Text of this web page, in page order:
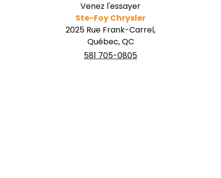
Venez l'essayer
Ste-Foy Chrysler
2025 Rue Frank-Carrel,
Québec, QC
581 705-0805